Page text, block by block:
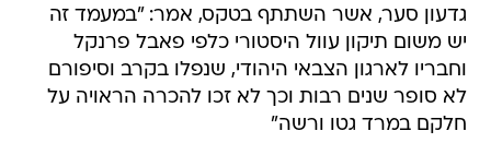
גדעון סער, אשר השתתף בטקס, אמר: "במעמד זה
יש משום תיקון עוול היסטורי כלפי פאבל פרנקל
וחבריו לארגון הצבאי היהודי, שנפלו בקרב וסיפורם
לא סופר שנים רבות וכך לא זכו להכרה הראויה על
חלקם במרד גטו ורשה"